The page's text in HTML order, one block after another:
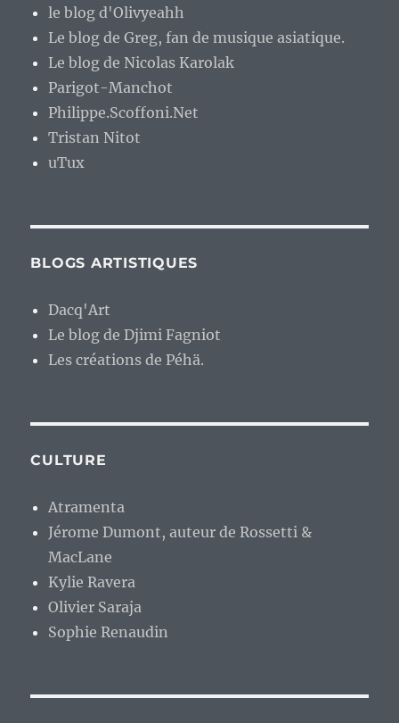
le blog d'Olivyeahh
Le blog de Greg, fan de musique asiatique.
Le blog de Nicolas Karolak
Parigot-Manchot
Philippe.Scoffoni.Net
Tristan Nitot
uTux
BLOGS ARTISTIQUES
Dacq'Art
Le blog de Djimi Fagniot
Les créations de Péhä.
CULTURE
Atramenta
Jérome Dumont, auteur de Rossetti &
MacLane
Kylie Ravera
Olivier Saraja
Sophie Renaudin